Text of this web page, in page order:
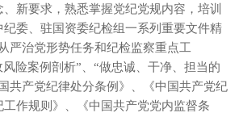
新要求，熟悉掌握党纪党规内容，培训
委、驻国资委纪检组一系列重要文件精
严治党形势任务和纪检监察重点工
险案例剖析”、“做忠诚、干净、担当的
共产党纪律处分条例》、《中国共产党纪
作规则》、《中国共产党党内监督条